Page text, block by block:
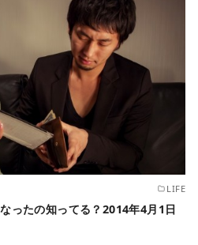
LIFE
ったの知ってる？2014年4月1日